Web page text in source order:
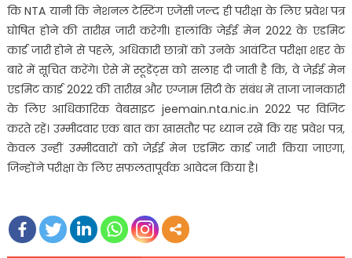
कि NTA यानी कि नेशनल टेस्टिंग एजेंसी जल्द ही परीक्षा के लिए प्रवेश पत्र
घोषित होने की तारीख जारी करेगी। हालांकि जेईई मेन 2022 के एडमिट
कार्ड जारी होने से पहले, अधिकारी छात्रों को उनके आवंटित परीक्षा शहर के
बारे में सूचित करेंगे। ऐसे में स्टूडेंट्स को सलाह दी जाती है कि, वे जेईई मेन
एडमिट कार्ड 2022 की तारीख और एग्जाम सिटी के संबंध में ताजा जानकारी
के लिए आधिकारिक वेबसाइट jeemain.nta.nic.in 2022 पर विजिट
करते रहें। उम्मीदवार एक बात का खासतौर पर ध्यान रखें कि यह प्रवेश पत्र,
केवल उन्हीं उम्मीदवारों को जेईई मेन एडमिट कार्ड जारी किया जाएगा,
जिन्होंने परीक्षा के लिए सफलतापूर्वक आवेदन किया है।